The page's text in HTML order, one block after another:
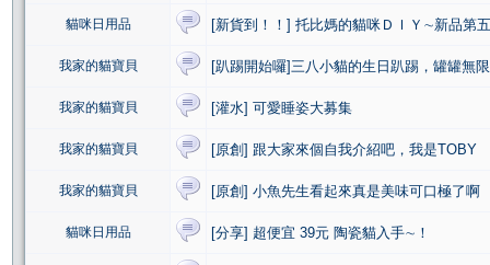
貓咪日用品 [新貨到！！] 托比媽的貓咪ＤＩＹ∼新品第
我家的貓寶貝 [趴踢開始囉]三八小貓的生日趴踢，罐罐無
我家的貓寶貝 [灌水] 可愛睡姿大募集
我家的貓寶貝 [原創] 跟大家來個自我介紹吧，我是TOBY
我家的貓寶貝 [原創] 小魚先生看起來真是美味可口極了啊
貓咪日用品 [分享] 超便宜 39元 陶瓷貓入手∼！